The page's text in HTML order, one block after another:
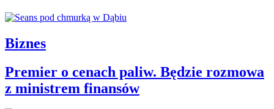
Biznes
Premier o cenach paliw. Będzie rozmowa
z ministrem finansów